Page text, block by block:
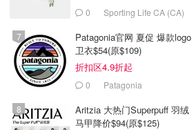
0 Sporting Life CA (CA)
Patagonia官网 夏促 爆款logo
卫衣$54(原$109)
折扣区4.9折起
0 Patagonia
Aritzia 大热门Superpuff 羽绒
马甲降价$94(原$125)